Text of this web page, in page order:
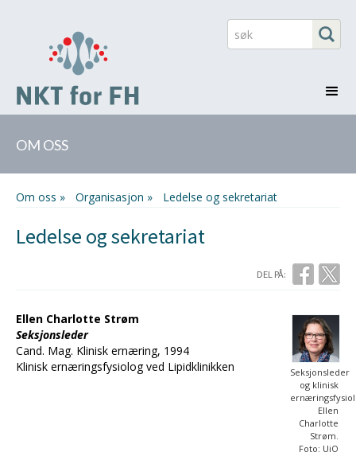
OM OSS
Om oss » Organisasjon » Ledelse og sekretariat
Ledelse og sekretariat
DEL PÅ:
Seksjonsleder
og klinisk
Ellen
Charlotte
Strøm.
Foto: UiO
Ellen Charlotte Strøm
Seksjonsleder
Cand. Mag. Klinisk ernæring, 1994
Klinisk ernæringsfysiolog ved Lipidklinikken